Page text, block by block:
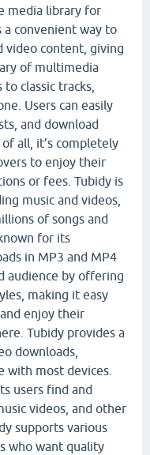
media library for
a convenient way to
video content, giving
of multimedia
classic tracks,
Users can easily
and download
all, it’s completely
to enjoy their
or fees. Tubidy is
music and videos,
of songs and
for its
in MP3 and MP4
audience by offering
making it easy
enjoy their
Tubidy provides a
downloads,
with most devices.
users find and
videos, and other
supports various
who want quality